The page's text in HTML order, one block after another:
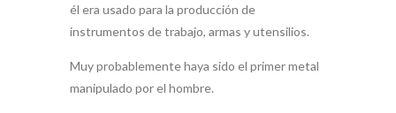
él era usado para la producción de
instrumentos de trabajo, armas y utensilios.
Muy probablemente haya sido el primer metal
manipulado por el hombre.